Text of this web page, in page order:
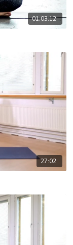
01:03:12
27:02